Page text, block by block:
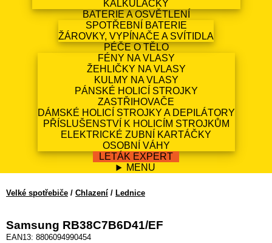
KALKULAČKY
BATERIE A OSVĚTLENÍ
SPOTŘEBNÍ BATERIE
ŽÁROVKY, VYPÍNAČE A SVÍTIDLA
PÉČE O TĚLO
FÉNY NA VLASY
ŽEHLIČKY NA VLASY
KULMY NA VLASY
PÁNSKÉ HOLICÍ STROJKY
ZASTŘIHOVAČE
DÁMSKÉ HOLICÍ STROJKY A DEPILÁTORY
PŘÍSLUŠENSTVÍ K HOLICÍM STROJKŮM
ELEKTRICKÉ ZUBNÍ KARTÁČKY
OSOBNÍ VÁHY
LETÁK EXPERT
MENU
Velké spotřebiče / Chlazení / Lednice
Samsung RB38C7B6D41/EF
EAN13: 8806094990454